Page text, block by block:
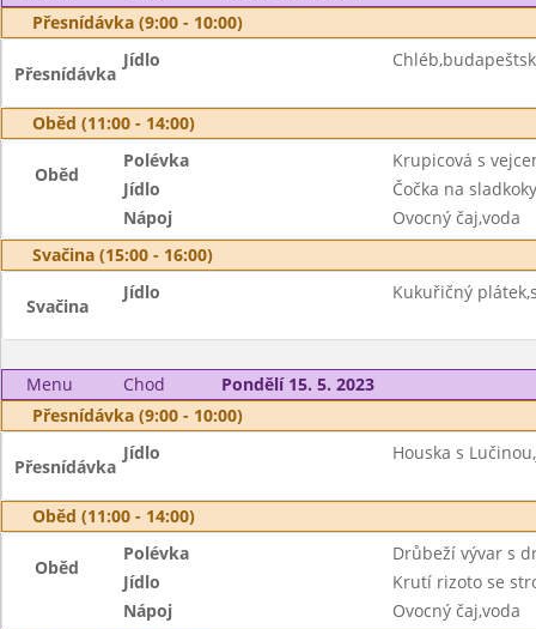
Přesnídávka (9:00 - 10:00)
Přesnídávka
Jídlo
Oběd (11:00 - 14:00)
Oběd
Polévka
Krupicová s
Jídlo
Čočka na
Nápoj
Ovocný čaj,voda
Svačina (15:00 - 16:00)
Svačina
Jídlo Kukuřičný
Menu Chod
Pondělí 15. 5. 2023
Přesnídávka (9:00 - 10:00)
Přesnídávka
Jídlo Houska s
Oběd (11:00 - 14:00)
Oběd
Polévka
Drůbeží vývar s
Jídlo
Krutí rizoto se
Nápoj
Ovocný čaj,voda